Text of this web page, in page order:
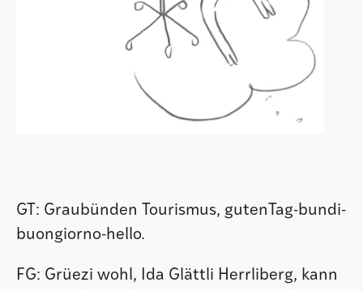
GT: Graubünden Tourismus, gutenTag-bundi-
buongiorno-hello.
FG: Grüezi wohl, Ida Glättli Herrliberg, kann